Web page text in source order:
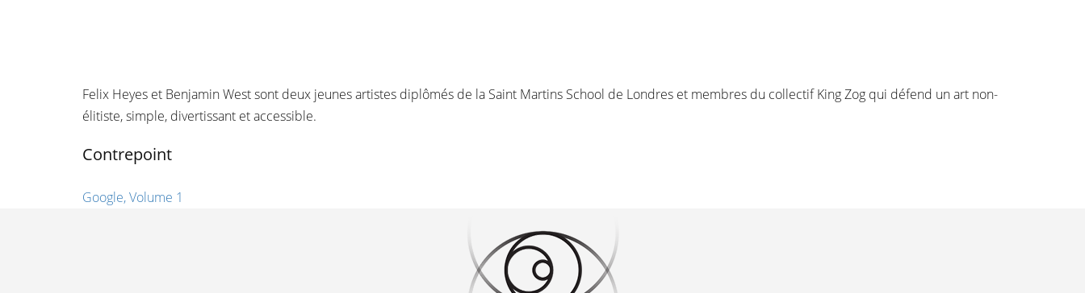
Felix Heyes et Benjamin West sont deux jeunes artistes diplômés de la Saint Martins School de Londres et membres du collectif King Zog qui défend un art non-
élitiste, simple, divertissant et accessible.
Contrepoint
Google, Volume 1